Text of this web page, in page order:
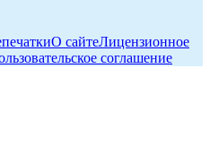
О сайтеЛицензионное
соглашение